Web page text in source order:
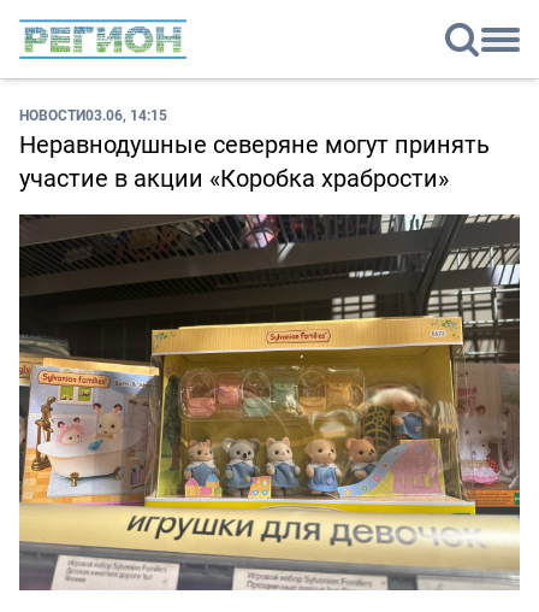
НОВОСТИ03.06, 14:15
Неравнодушные северяне могут принять
участие в акции «Коробка храбрости»